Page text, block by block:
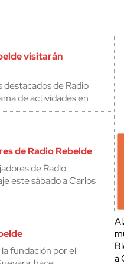
visitarán
destacados de Radio
de actividades en
de Radio Rebelde
de Radio
este sábado a Carlos
fundación por el
a